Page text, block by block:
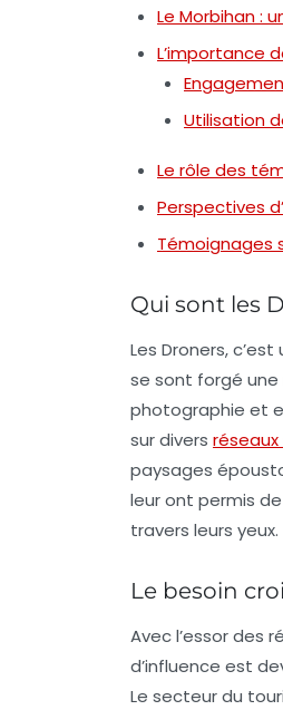
Le Morbihan :
L’importance
Utilisation
Le rôle des
Perspectives
Témoignages
Qui sont les
Les Droners,
se sont forgé
photographie et
sur divers
paysages
leur ont permis
travers leurs yeux.
Le besoin
Avec l’essor des
d’influence est
Le secteur du